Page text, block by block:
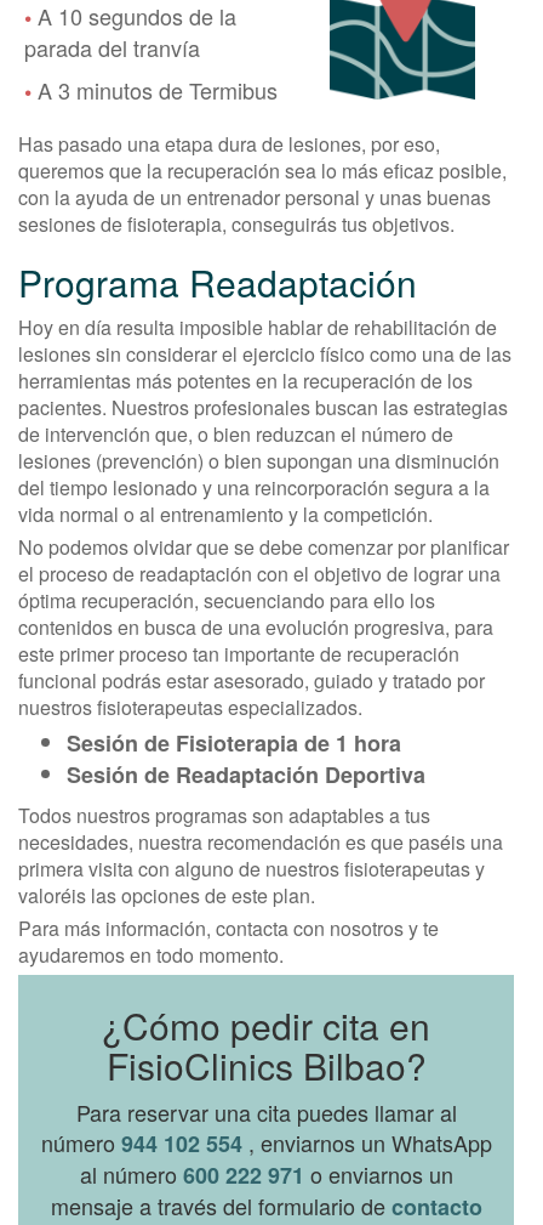
•A 10 segundos de la
parada del tranvía
•A 3 minutos de Termibus
Has pasado una etapa dura de lesiones, por eso,
queremos que la recuperación sea lo más eficaz posible,
con la ayuda de un entrenador personal y unas buenas
sesiones de fisioterapia, conseguirás tus objetivos.
Programa Readaptación
Hoy en día resulta imposible hablar de rehabilitación de
lesiones sin considerar el ejercicio físico como una de las
herramientas más potentes en la recuperación de los
pacientes. Nuestros profesionales buscan las estrategias
de intervención que, o bien reduzcan el número de
lesiones (prevención) o bien supongan una disminución
del tiempo lesionado y una reincorporación segura a la
vida normal o al entrenamiento y la competición.
No podemos olvidar que se debe comenzar por planificar
el proceso de readaptación con el objetivo de lograr una
óptima recuperación, secuenciando para ello los
contenidos en busca de una evolución progresiva, para
este primer proceso tan importante de recuperación
funcional podrás estar asesorado, guiado y tratado por
nuestros fisioterapeutas especializados.
Sesión de Fisioterapia de 1 hora
Sesión de Readaptación Deportiva
Todos nuestros programas son adaptables a tus
necesidades, nuestra recomendación es que paséis una
primera visita con alguno de nuestros fisioterapeutas y
valoréis las opciones de este plan.
Para más información, contacta con nosotros y te
ayudaremos en todo momento.
¿Cómo pedir cita en
FisioClinics Bilbao?
Para reservar una cita puedes llamar al
número 944 102 554 , enviarnos un WhatsApp
al número 600 222 971 o enviarnos un
mensaje a través del formulario decontacto